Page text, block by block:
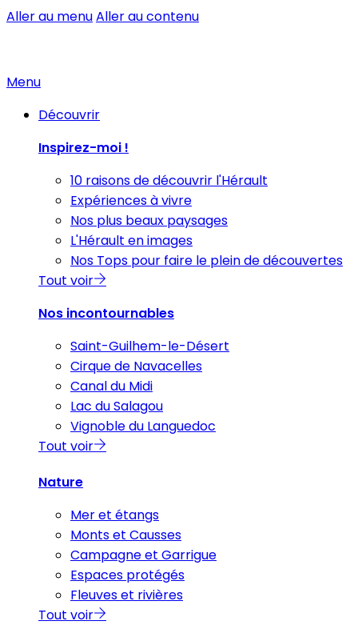
Aller au menuAller au contenu
Menu
Découvrir
Inspirez-moi !
10 raisons de découvrir l'Hérault
Expériences à vivre
Nos plus beaux paysages
L'Hérault en images
Nos Tops pour faire le plein de découvertes
Tout voir
Nos incontournables
Saint-Guilhem-le-Désert
Cirque de Navacelles
Canal du Midi
Lac du Salagou
Vignoble du Languedoc
Tout voir
Nature
Mer et étangs
Monts et Causses
Campagne et Garrigue
Espaces protégés
Fleuves et rivières
Tout voir